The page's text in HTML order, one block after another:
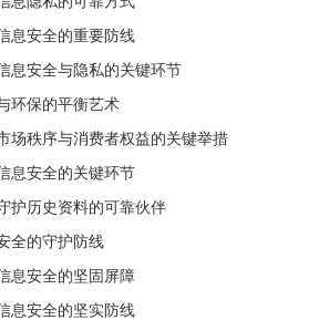
息安全的重要防线
息安全与隐私的关键环节
环保的平衡艺术
场秩序与消费者权益的关键举措
息安全的关键环节
护历史资料的可靠伙伴
全的守护防线
息安全的坚固屏障
息安全的坚实防线